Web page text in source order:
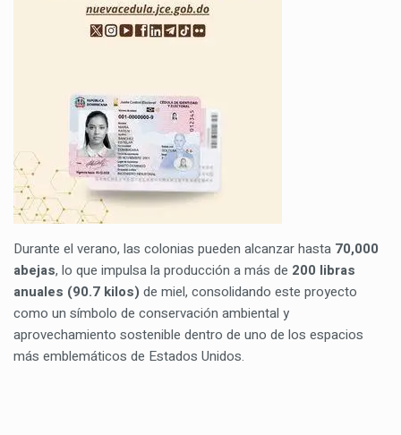
Durante el verano, las colonias pueden alcanzar hasta 70,000
abejas, lo que impulsa la producción a más de 200 libras
anuales (90.7 kilos) de miel, consolidando este proyecto
como un símbolo de conservación ambiental y
aprovechamiento sostenible dentro de uno de los espacios
más emblemáticos de Estados Unidos.